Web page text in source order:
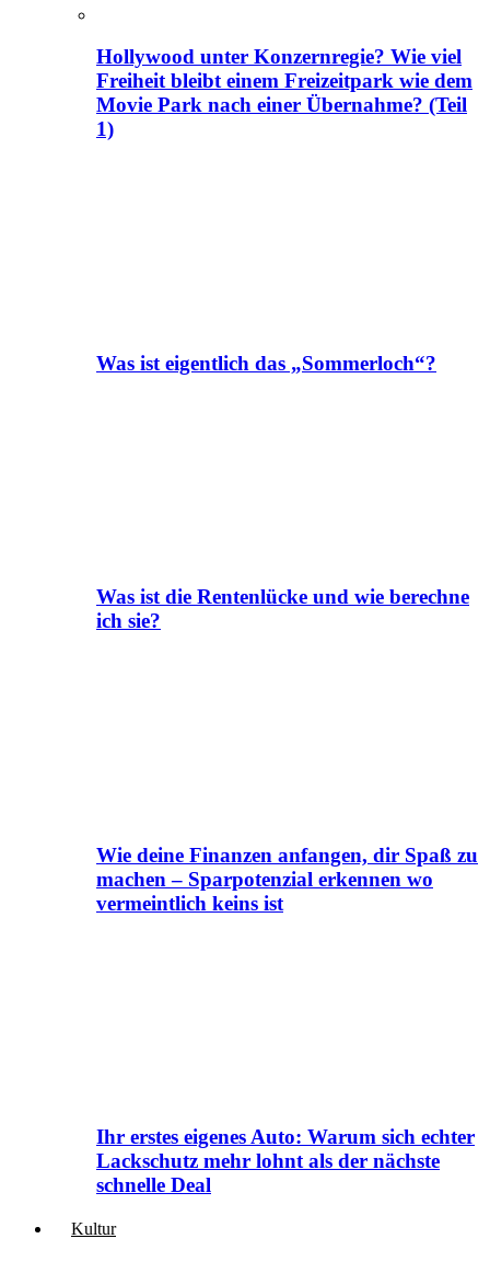
Hollywood unter Konzernregie? Wie viel
Freiheit bleibt einem Freizeitpark wie dem
Movie Park nach einer Übernahme? (Teil
1)
Was ist eigentlich das „Sommerloch“?
Was ist die Rentenlücke und wie berechne
ich sie?
Wie deine Finanzen anfangen, dir Spaß zu
machen – Sparpotenzial erkennen wo
vermeintlich keins ist
Ihr erstes eigenes Auto: Warum sich echter
Lackschutz mehr lohnt als der nächste
schnelle Deal
Kultur